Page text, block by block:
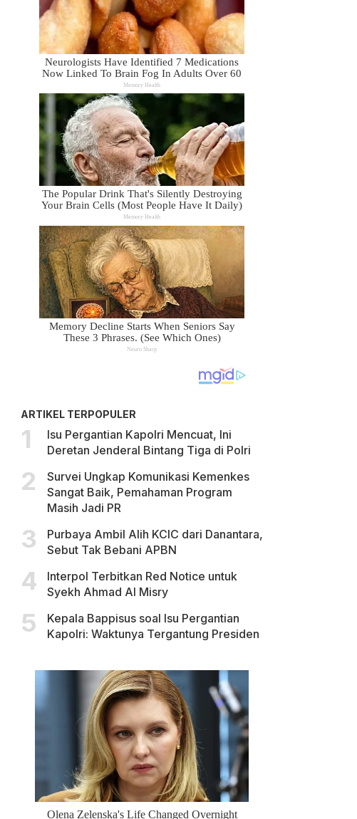
ARTIKEL TERPOPULER
Isu Pergantian Kapolri Mencuat, Ini
Deretan Jenderal Bintang Tiga di Polri
Survei Ungkap Komunikasi Kemenkes
Sangat Baik, Pemahaman Program
Masih Jadi PR
Purbaya Ambil Alih KCIC dari Danantara,
Sebut Tak Bebani APBN
Interpol Terbitkan Red Notice untuk
Syekh Ahmad Al Misry
Kepala Bappisus soal Isu Pergantian
Kapolri: Waktunya Tergantung Presiden